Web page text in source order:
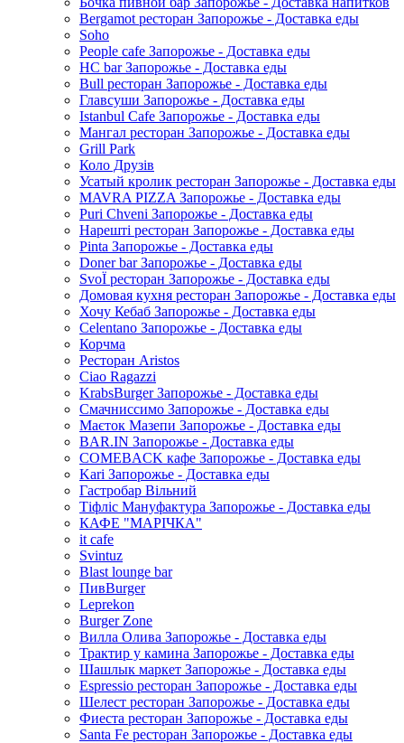
Bergamot ресторан Запорожье - Доставка еды
Soho
People cafe Запорожье - Доставка еды
HC bar Запорожье - Доставка еды
Bull ресторан Запорожье - Доставка еды
Главсуши Запорожье - Доставка еды
Istanbul Cafe Запорожье - Доставка еды
Мангал ресторан Запорожье - Доставка еды
Grill Park
Коло Друзів
Усатый кролик ресторан Запорожье - Доставка еды
MAVRA PIZZA Запорожье - Доставка еды
Puri Chveni Запорожье - Доставка еды
Нарешті ресторан Запорожье - Доставка еды
Pinta Запорожье - Доставка еды
Doner bar Запорожье - Доставка еды
SvoЇ ресторан Запорожье - Доставка еды
Домовая кухня ресторан Запорожье - Доставка еды
Хочу Кебаб Запорожье - Доставка еды
Celentano Запорожье - Доставка еды
Корчма
Ресторан Aristos
Ciao Ragazzi
KrabsBurger Запорожье - Доставка еды
Смачниссимо Запорожье - Доставка еды
Маєток Мазепи Запорожье - Доставка еды
BAR.IN Запорожье - Доставка еды
COMEBACK кафе Запорожье - Доставка еды
Kari Запорожье - Доставка еды
Гастробар Вільний
Тіфліс Мануфактура Запорожье - Доставка еды
КАФЕ "МАРІЧКА"
it cafe
Svintuz
Blast lounge bar
ПивBurger
Leprekon
Burger Zone
Вилла Олива Запорожье - Доставка еды
Трактир у камина Запорожье - Доставка еды
Шашлык маркет Запорожье - Доставка еды
Espressio ресторан Запорожье - Доставка еды
Шелест ресторан Запорожье - Доставка еды
Фиеста ресторан Запорожье - Доставка еды
Santa Fe ресторан Запорожье - Доставка еды